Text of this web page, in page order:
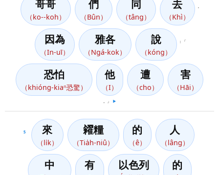
哥哥
（ko--koh）
們
（Bûn）
同
（tâng）
去
（Khì）
因為
（In-uī）
雅各
（Ngá-kok）
說
（kóng）
：「
恐怕
（khióng-kiaⁿ恐驚）
他
（I）
遭
（cho）
害
（Hāi）
。」 ▶️
5 來
（li̍k）
糴糧
（Tia̍h-niû）
的
（ê）
人
（lâng）
中 有 以色列 的